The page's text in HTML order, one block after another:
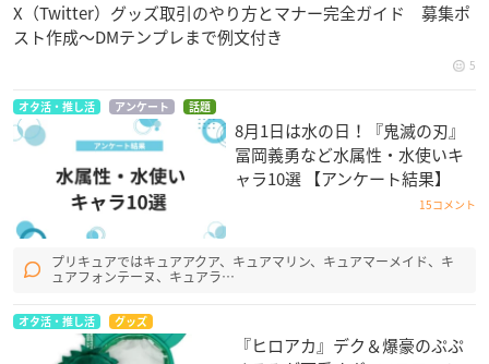
X（Twitter）グッズ取引のやり方とマナー完全ガイド 募集ポ
スト作成〜DMテンプレまで例文付き
5
オタ活・推し活 アンケート 話題
8月1日は水の日！『鬼滅の刃』
冨岡義勇など水属性・水使いキ
ャラ10選 【アンケート結果】
15コメント
プリキュアではキュアアクア、キュアマリン、キュアマーメイド、キ
ュアフォンテーヌ、キュアラ…
オタ活・推し活 グッズ
『ヒロアカ』デク＆爆豪のぷぷ